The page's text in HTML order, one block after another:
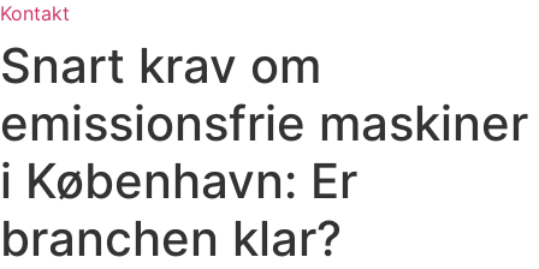
Kontakt
Snart krav om
emissionsfrie maskiner
i København: Er
branchen klar?